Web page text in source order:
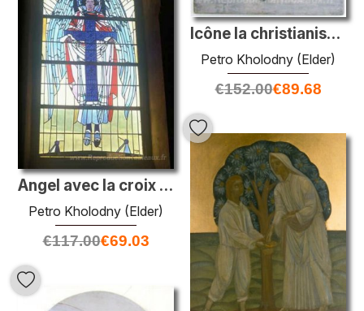
Icône la christianisation de Rus '
Petro Kholodny (Elder)
€152.00€89.68
Angel avec la croix (le triptyque l'annonciation)
Petro Kholodny (Elder)
€117.00€69.03